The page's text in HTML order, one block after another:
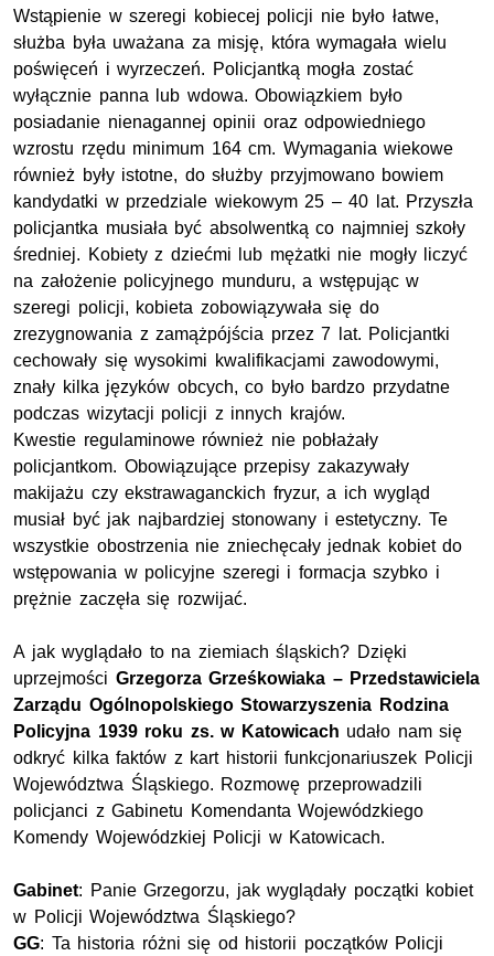
Wstąpienie w szeregi kobiecej policji nie było łatwe,
służba była uważana za misję, która wymagała wielu
poświęceń i wyrzeczeń. Policjantką mogła zostać
wyłącznie panna lub wdowa. Obowiązkiem było
posiadanie nienagannej opinii oraz odpowiedniego
wzrostu rzędu minimum 164 cm. Wymagania wiekowe
również były istotne, do służby przyjmowano bowiem
kandydatki w przedziale wiekowym 25 – 40 lat. Przyszła
policjantka musiała być absolwentką co najmniej szkoły
średniej. Kobiety z dziećmi lub mężatki nie mogły liczyć
na założenie policyjnego munduru, a wstępując w
szeregi policji, kobieta zobowiązywała się do
zrezygnowania z zamążpójścia przez 7 lat. Policjantki
cechowały się wysokimi kwalifikacjami zawodowymi,
znały kilka języków obcych, co było bardzo przydatne
podczas wizytacji policji z innych krajów.
Kwestie regulaminowe również nie pobłażały
policjantkom. Obowiązujące przepisy zakazywały
makijażu czy ekstrawaganckich fryzur, a ich wygląd
musiał być jak najbardziej stonowany i estetyczny. Te
wszystkie obostrzenia nie zniechęcały jednak kobiet do
wstępowania w policyjne szeregi i formacja szybko i
prężnie zaczęła się rozwijać.
A jak wyglądało to na ziemiach śląskich? Dzięki
uprzejmości Grzegorza Grześkowiaka – Przedstawiciela
Zarządu Ogólnopolskiego Stowarzyszenia Rodzina
Policyjna 1939 roku zs. w Katowicach udało nam się
odkryć kilka faktów z kart historii funkcjonariuszek Policji
Województwa Śląskiego. Rozmowę przeprowadzili
policjanci z Gabinetu Komendanta Wojewódzkiego
Komendy Wojewódzkiej Policji w Katowicach.
Gabinet: Panie Grzegorzu, jak wyglądały początki kobiet
w Policji Województwa Śląskiego?
GG: Ta historia różni się od historii początków Policji